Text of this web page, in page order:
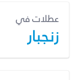
عطلات في
زنجبار